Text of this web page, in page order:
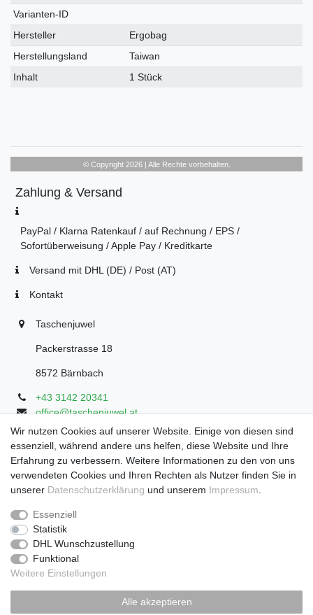
Varianten-ID
Hersteller
Ergobag
Herstellungsland
Taiwan
Inhalt
1 Stück
© Copyright 2026 | Alle Rechte vorbehalten.
Zahlung & Versand
PayPal / Klarna Ratenkauf / auf Rechnung / EPS /
Sofortüberweisung / Apple Pay / Kreditkarte
Versand mit DHL (DE) / Post (AT)
Kontakt
Taschenjuwel
Packerstrasse 18
8572 Bärnbach
+43 3142 20341
office@taschenjuwel.at
Montag - Freitag: 08:30 - 18:00
Samstag: 8:30 - 17 Uhr
Daten­schutz­erklärung
Zahlung und Versand
Wir nutzen Cookies auf unserer Website. Einige von diesen sind
essenziell, während andere uns helfen, diese Website und Ihre
Erfahrung zu verbessern. Weitere Informationen zu den von uns
verwendeten Cookies und Ihren Rechten als Nutzer finden Sie in
unserer Daten­schutz­erklärung und unserem Impressum
Essenziell
Statistik
DHL Wunschzustellung
Funktional
Weitere Einstellungen
Alle akzeptieren